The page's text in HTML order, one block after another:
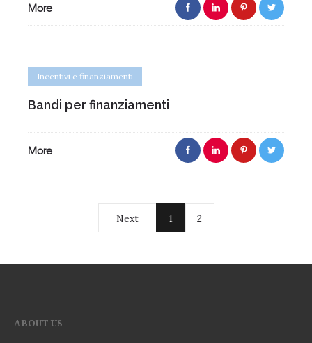
More
Incentivi e finanziamenti
Bandi per finanziamenti
More
Next 1 2
ABOUT US